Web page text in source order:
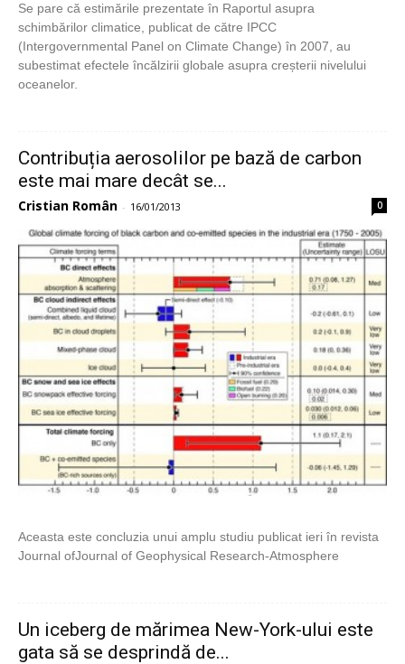
Se pare că estimările prezentate în Raportul asupra
schimbărilor climatice, publicat de către IPCC
(Intergovernmental Panel on Climate Change) în 2007, au
subestimat efectele încălzirii globale asupra creșterii nivelului
oceanelor.
Contribuția aerosolilor pe bază de carbon
este mai mare decât se...
Cristian Român - 16/01/2013 0
Aceasta este concluzia unui amplu studiu publicat ieri în revista
Journal ofJournal of Geophysical Research-Atmosphere
Un iceberg de mărimea New-York-ului este
gata să se desprindă de...